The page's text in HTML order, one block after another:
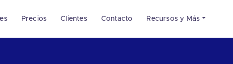
Precios Clientes Contacto Recursos y Más